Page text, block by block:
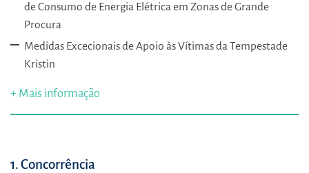
de Consumo de Energia Elétrica em Zonas de Grande
Procura
Medidas Excecionais de Apoio às Vítimas da Tempestade
Kristin
+ Mais informação
1. Concorrência